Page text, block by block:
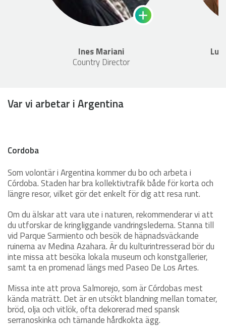
Ines Mariani
Country Director
Var vi arbetar i Argentina
Cordoba
Som volontär i Argentina kommer du bo och arbeta i
Córdoba. Staden har bra kollektivtrafik både för korta och
längre resor, vilket gör det enkelt för dig att resa runt.
Om du älskar att vara ute i naturen, rekommenderar vi att
du utforskar de kringliggande vandringslederna. Stanna till
vid Parque Sarmiento och besök de häpnadsväckande
ruinerna av Medina Azahara. Är du kulturintresserad bör du
inte missa att besöka lokala museum och konstgallerier,
samt ta en promenad längs med Paseo De Los Artes.
Missa inte att prova Salmorejo, som är Córdobas mest
kända maträtt. Det är en utsökt blandning mellan tomater,
bröd, olja och vitlök, ofta dekorerad med spansk
serranoskinka och tärnande hårdkokta ägg.